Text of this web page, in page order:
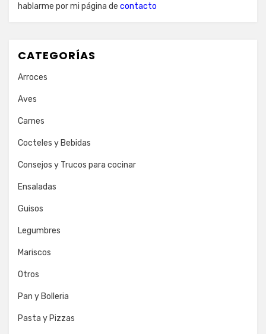
hablarme por mi página de contacto
CATEGORÍAS
Arroces
Aves
Carnes
Cocteles y Bebidas
Consejos y Trucos para cocinar
Ensaladas
Guisos
Legumbres
Mariscos
Otros
Pan y Bolleria
Pasta y Pizzas